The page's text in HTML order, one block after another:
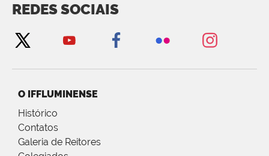
REDES SOCIAIS
O IFFLUMINENSE
Histórico
Contatos
Galeria de Reitores